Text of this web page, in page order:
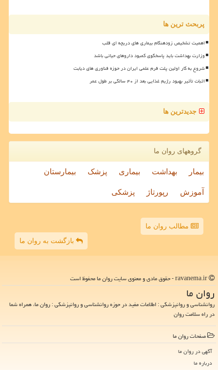
پربحث ترین ها
اهمیت تشخیص زودهنگام بیماری های دریچه ای قلب
وزارت بهداشت باید پاسخگوی کمبود داروهای حیاتی باشد
شروع به کار اولین پلت فرم علمی ایران در حوزه فناوری های دیابت
اثبات تأثیر بهبود رژیم غذایی بعد از ۴۰ سالگی بر طول عمر
جدیدترین ها
گروههای روان ما
بیمار بهداشت بیماری پزشک بیمارستان
آموزش رپورتاژ پزشکی
مطالب روان ما
بازگشت به روان ما
روان ما
روانشناسی و روانپزشکی : اطلاعات مفید در حوزه روانشناسی و روانپزشکی : روان ما، همراه شما
در راه سلامت روان
صفحات روان ما
آگهی در روان ما
درباره ما